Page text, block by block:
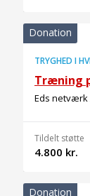
Donation
TRYGHED I
Træning
Eds netværk
Tildelt støtte
4.800 kr.
Donation